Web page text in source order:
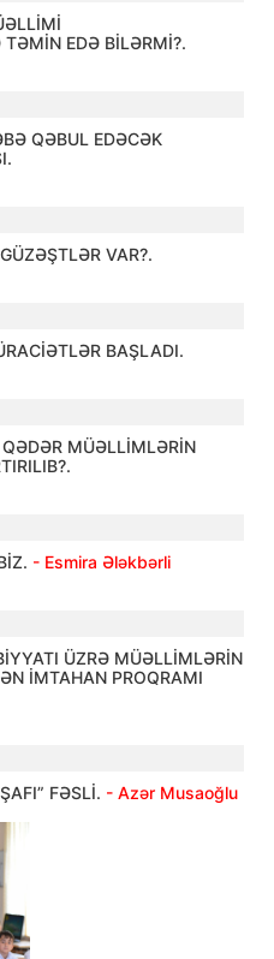
EDƏ BİLƏRMİ?.
QƏBUL EDƏCƏK
VAR?.
BAŞLADI.
MÜƏLLİMLƏRİN
- Esmira Ələkbərli
ÜZRƏ MÜƏLLİMLƏRİN
İMTAHAN PROQRAMI
FƏSLİ. - Azər Musaoğlu